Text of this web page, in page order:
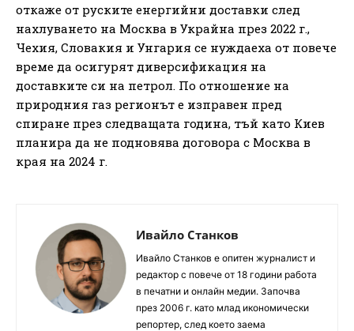
откаже от руските енергийни доставки след
нахлуването на Москва в Украйна през 2022 г.,
Чехия, Словакия и Унгария се нуждаеха от повече
време да осигурят диверсификация на
доставките си на петрол. По отношение на
природния газ регионът е изправен пред
спиране през следващата година, тъй като Киев
планира да не подновява договора с Москва в
края на 2024 г.
Ивайло Станков
Ивайло Станков е опитен журналист и
редактор с повече от 18 години работа
в печатни и онлайн медии. Започва
през 2006 г. като млад икономически
репортер, след което заема